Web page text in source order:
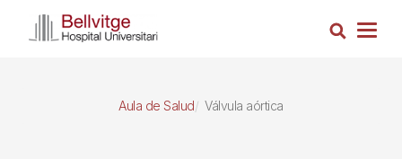
Busca
Aula de Salud Válvula aórtica